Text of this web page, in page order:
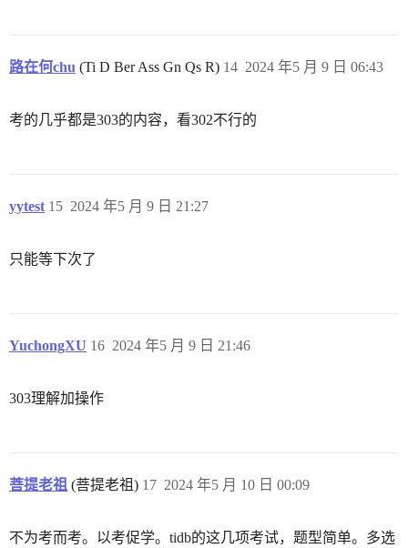
路在何chu (Ti D Ber Ass Gn Qs R) 2024 年5 月 9 日 06:43
14
考的几乎都是303的内容，看302不行的
yytest 2024 年5 月 9 日 21:27
15
只能等下次了
YuchongXU 2024 年5 月 9 日 21:46
16
303理解加操作
菩提老祖 (菩提老祖) 2024 年5 月 10 日 00:09
17
不为考而考。以考促学。tidb的这几项考试，题型简单。多选